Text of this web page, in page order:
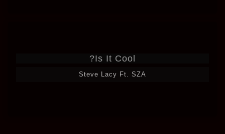
Is It Cool?
Steve Lacy Ft. SZA